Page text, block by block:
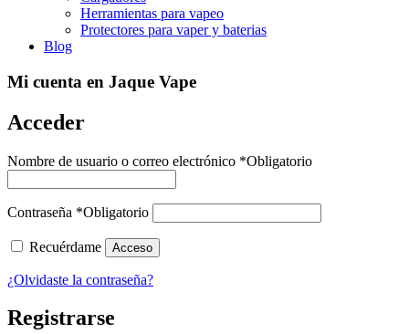
Herramientas para vapeo
Protectores para vaper y baterias
Blog
Mi cuenta en Jaque Vape
Acceder
Nombre de usuario o correo electrónico *Obligatorio
Contraseña *Obligatorio
Recuérdame Acceso
¿Olvidaste la contraseña?
Registrarse